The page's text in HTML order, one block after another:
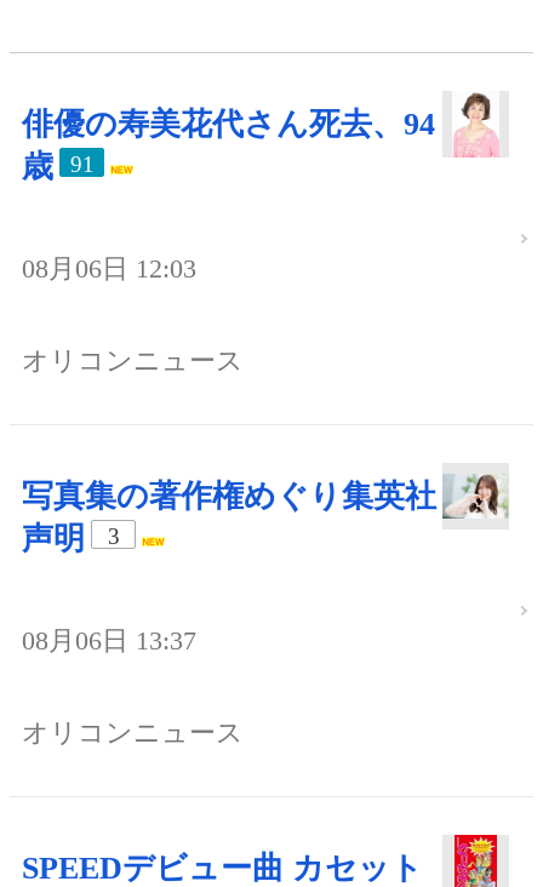
俳優の寿美花代さん死去、94
歳
91
08月06日 12:03
オリコンニュース
写真集の著作権めぐり集英社
声明
3
08月06日 13:37
オリコンニュース
SPEEDデビュー曲 カセット